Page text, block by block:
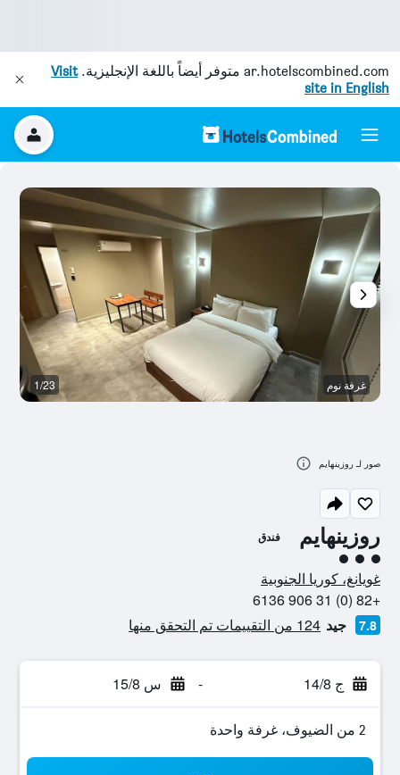
ar.hotelscombined.com متوفر أيضاً باللغة الإنجليزية.Visit
site in English
روزينهايم فندق
تقييم فئة 3
غويانغ، كوريا الجنوبية
+82 (0) 31 906 6136
7.8 جيد 124 من التقييمات تم التحقق منها
ج 14/8 - س 15/8
2 من الضيوف، غرفة واحدة
غرفة نوم 1/23
صور لـ روزينهايم